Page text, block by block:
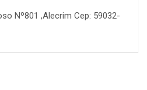
Nº801 ,Alecrim Cep: 59032-